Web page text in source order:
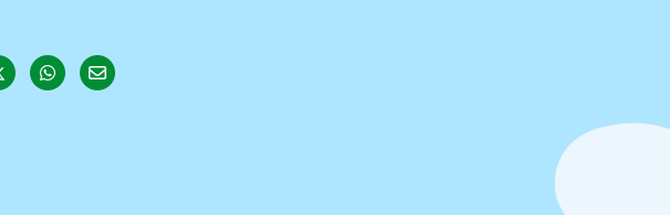
on LinkedIn
Share on Twitter
Share on WhatsApp